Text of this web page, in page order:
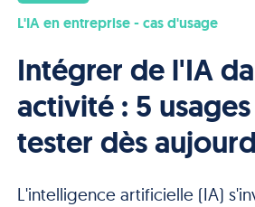
L'IA en entreprise - cas d'usage
Intégrer de l'IA
activité : 5
tester dès
L'intelligence artificielle (IA)